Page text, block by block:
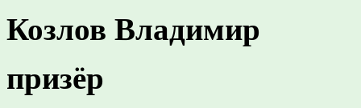
Козлов Владимир
призёр